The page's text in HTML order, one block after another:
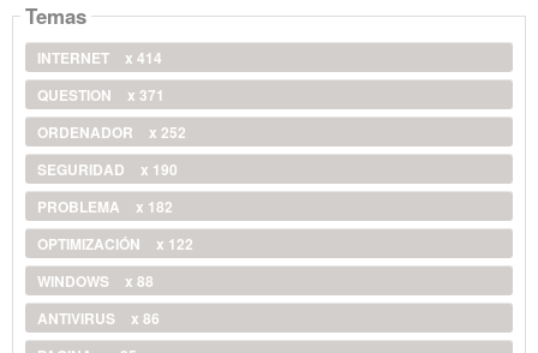
Temas
INTERNET
x 414
QUESTION
x 371
ORDENADOR
x 252
SEGURIDAD
x 190
PROBLEMA
x 182
OPTIMIZACIÓN
x 122
WINDOWS
x 88
ANTIVIRUS
x 86